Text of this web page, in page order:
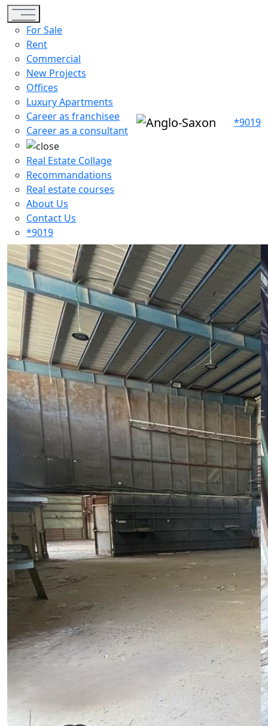
Toggle navigation
For Sale
Rent
Commercial
New Projects
Offices
Luxury Apartments
Career as franchisee
Career as a consultant
Real Estate Collage
Recommandations
Real estate courses
About Us
Contact Us
*9019
*9019